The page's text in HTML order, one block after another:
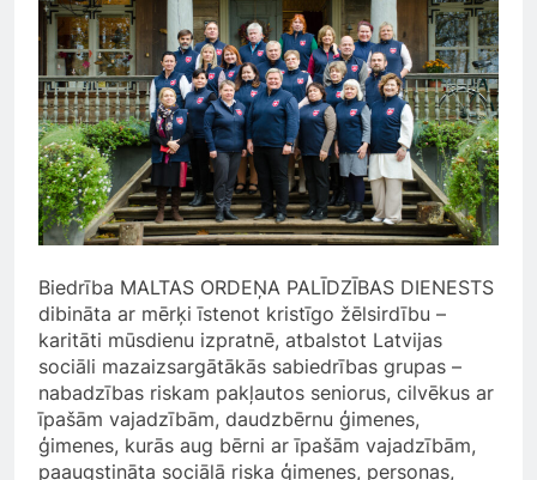
Biedrība MALTAS ORDEŅA PALĪDZĪBAS DIENESTS
dibināta ar mērķi īstenot kristīgo žēlsirdību –
karitāti mūsdienu izpratnē, atbalstot Latvijas
sociāli mazaizsargātākās sabiedrības grupas –
nabadzības riskam pakļautos seniorus, cilvēkus ar
īpašām vajadzībām, daudzbērnu ģimenes,
ģimenes, kurās aug bērni ar īpašām vajadzībām,
paaugstināta sociālā riska ģimenes, personas,